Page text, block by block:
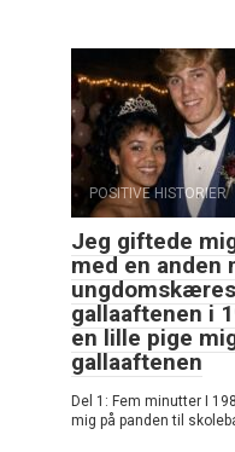
POSITIVE HISTORIER
Jeg giftede
med en anden
gallaaftenen i
en lille pige
gallaaftenen
Del 1: Fem minutter I
mig på panden til